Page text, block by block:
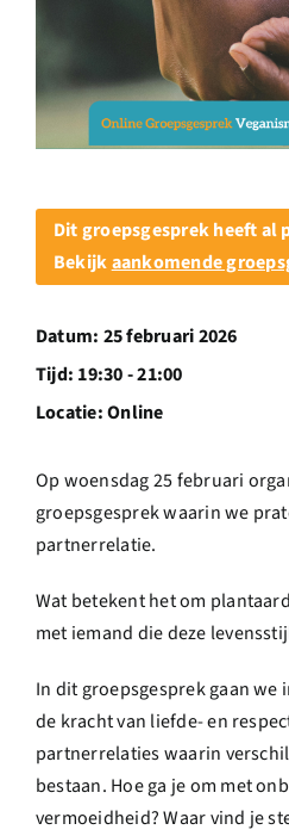
Ondernemer
Doneren
English
Dit groepsgesprek heeft al
Bekijkaankomende
Datum: 25 februari 2026
Tijd: 19:30 - 21:00
Locatie:Online
Op woensdag 25 februari
groepsgesprek waarin we
partnerrelatie.
Wat betekent het om
met iemand die deze
In dit groepsgesprek gaan we
de kracht van liefde- en
partnerrelaties waarin
bestaan. Hoe ga je om met
vermoeidheid? Waar vind je